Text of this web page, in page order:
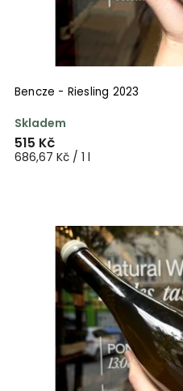
Bencze - Riesling 2023
Skladem
515 Kč
686,67 Kč / 1 l